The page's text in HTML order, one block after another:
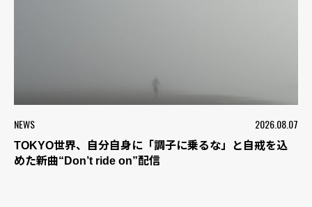
NEWS 2026.08.07
TOKYO世界、自分自身に「調子に乗るな」と自戒を込
めた新曲“Don’t ride on”配信